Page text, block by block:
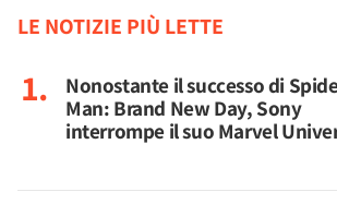
LE NOTIZIE PIÙ LETTE
Nonostante il successo di
Man: Brand New Day, Sony
interrompe il suo Marvel